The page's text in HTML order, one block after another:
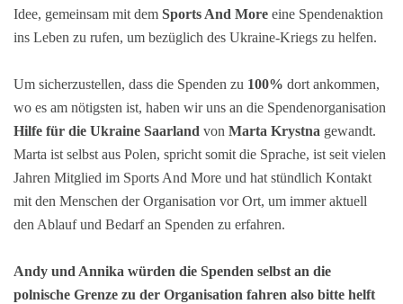
Idee, gemeinsam mit dem Sports And More eine Spendenaktion
ins Leben zu rufen, um bezüglich des Ukraine-Kriegs zu helfen.
Um sicherzustellen, dass die Spenden zu 100% dort ankommen,
wo es am nötigsten ist, haben wir uns an die Spendenorganisation
Hilfe für die Ukraine Saarland von Marta Krystna gewandt.
Marta ist selbst aus Polen, spricht somit die Sprache, ist seit vielen
Jahren Mitglied im Sports And More und hat stündlich Kontakt
mit den Menschen der Organisation vor Ort, um immer aktuell
den Ablauf und Bedarf an Spenden zu erfahren.
Andy und Annika würden die Spenden selbst an die
polnische Grenze zu der Organisation fahren also bitte helft